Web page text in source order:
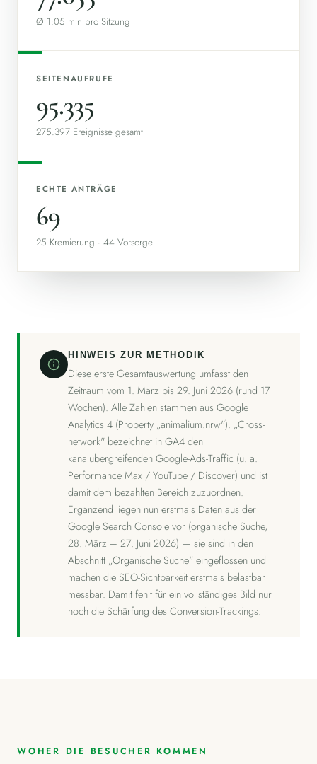
Ø 1:05 min pro Sitzung
SEITENAUFRUFE
95.335
275.397 Ereignisse gesamt
ECHTE ANTRÄGE
69
25 Kremierung · 44 Vorsorge
HINWEIS ZUR METHODIK
Diese erste Gesamtauswertung umfasst den
Zeitraum vom 1. März bis 29. Juni 2026 (rund 17
Wochen). Alle Zahlen stammen aus Google
Analytics 4 (Property „animalium.nrw"). „Cross-
network" bezeichnet in GA4 den
kanalübergreifenden Google-Ads-Traffic (u. a.
Performance Max / YouTube / Discover) und ist
damit dem bezahlten Bereich zuzuordnen.
Ergänzend liegen nun erstmals Daten aus der
Google Search Console vor (organische Suche,
28. März – 27. Juni 2026) — sie sind in den
Abschnitt „Organische Suche" eingeflossen und
machen die SEO-Sichtbarkeit erstmals belastbar
messbar. Damit fehlt für ein vollständiges Bild nur
noch die Schärfung des Conversion-Trackings.
WOHER DIE BESUCHER KOMMEN